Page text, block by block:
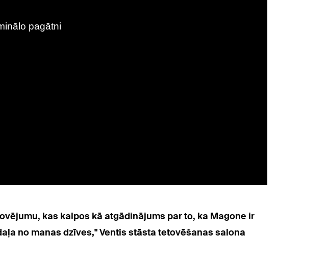
kas kalpos kā atgādinājums par to, ka Magone ir
no manas dzīves," Ventis stāsta tetovēšanas salona